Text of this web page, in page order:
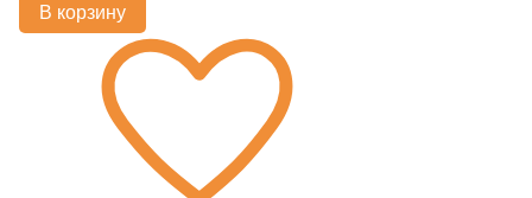
В корзину